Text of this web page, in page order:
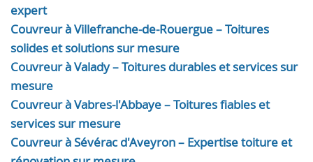
expert
Couvreur à Villefranche-de-Rouergue – Toitures
solides et solutions sur mesure
Couvreur à Valady – Toitures durables et services sur
mesure
Couvreur à Vabres-l'Abbaye – Toitures fiables et
services sur mesure
Couvreur à Sévérac d'Aveyron – Expertise toiture et